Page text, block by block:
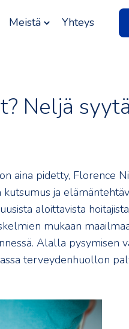
Meistä Yhteys
Neljä syytä
aina pidetty, Florence
ja
aloittavista
mukaan
Alalla pysymisen
terveydenhuollon